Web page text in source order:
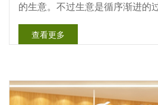
的生意。不过生意是循序渐进的
衣店的装修问题是很关键的一个步
查看更多